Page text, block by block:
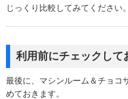
じっくり比較してみてください。
利用前にチェックして
最後に、マシンルーム＆チョコ
めておきます。